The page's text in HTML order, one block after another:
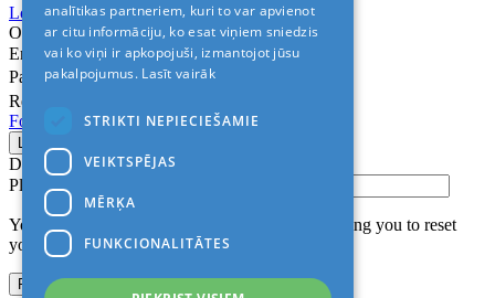
Login with Facebook Login with Google
Or
Email
Password
Remember me
Forgot Password?
Don’t have an account?
Please confirm login email below
You will receive an email containing a link allowing you to reset
your password to a new preferred one.
analītikas partneriem, kuri to var apvienot
ar citu informāciju, ko esat viņiem sniedzis
vai ko viņi ir apkopojuši, izmantojot jūsu
pakalpojumus. Lasīt vairāk
STRIKTI NEPIECIEŠAMIE
VEIKTSPĒJAS
MĒRĶA
FUNKCIONALITĀTES